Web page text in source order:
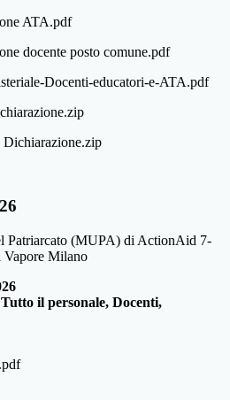
ATA.pdf
docente posto comune.pdf
Docenti-educatori-e-ATA.pdf
Dichiarazione.zip
Patriarcato (MUPA) di ActionAid 7-
Vapore Milano
il personale, Docenti,